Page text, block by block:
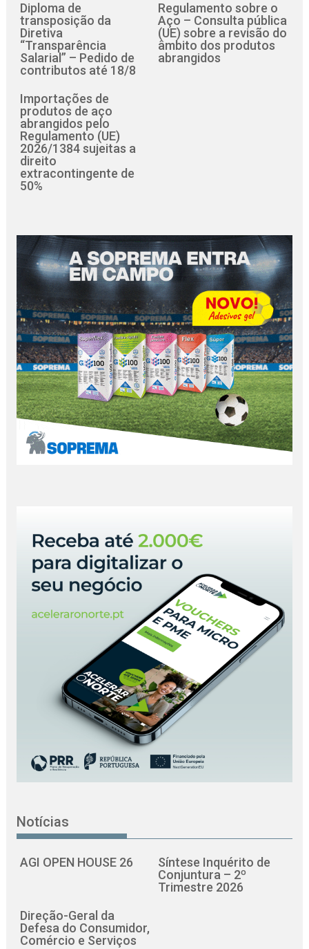
Diploma de
transposição da
Diretiva
“Transparência
Salarial” – Pedido de
contributos até 18/8
Regulamento sobre o
Aço – Consulta pública
(UE) sobre a revisão do
âmbito dos produtos
abrangidos
Importações de
produtos de aço
abrangidos pelo
Regulamento (UE)
2026/1384 sujeitas a
direito
extracontingente de
50%
Notícias
AGI OPEN HOUSE 26
Síntese Inquérito de
Conjuntura – 2º
Trimestre 2026
Direção-Geral da
Defesa do Consumidor,
Comércio e Serviços